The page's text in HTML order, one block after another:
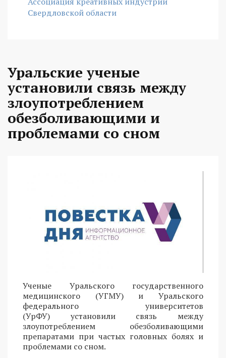
Свердловской области
Уральские ученые
установили связь между
злоупотреблением
обезболивающими и
проблемами со сном
Ученые Уральского государственного
медицинского (УГМУ) и Уральского
федерального университетов
(УрФУ) установили связь между
злоупотреблением обезболивающими
препаратами при частых головных болях и
проблемами со сном.